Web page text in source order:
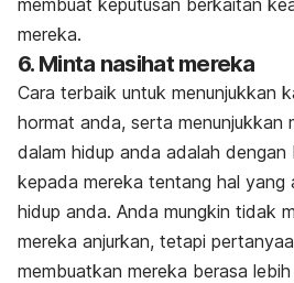
mereka.
6. Minta nasihat mereka
Cara terbaik untuk menunjukkan
hormat anda, serta menunjukkan
dalam hidup anda adalah
kepada mereka tentang hal yang
hidup anda. Anda mungkin tidak
mereka anjurkan, tetapi
membuatkan mereka berasa lebih